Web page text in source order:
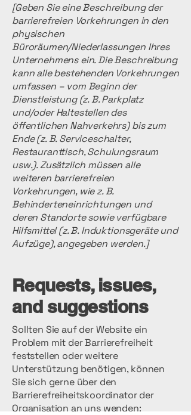
[Geben Sie eine Beschreibung der
barrierefreien Vorkehrungen in den
physischen
Büroräumen/Niederlassungen Ihres
Unternehmens ein. Die Beschreibung
kann alle bestehenden Vorkehrungen
umfassen – vom Beginn der
Dienstleistung (z. B. Parkplatz
und/oder Haltestellen des
öffentlichen Nahverkehrs) bis zum
Ende (z. B. Serviceschalter,
Restauranttisch, Schulungsraum
usw.). Zusätzlich müssen alle
weiteren barrierefreien
Vorkehrungen, wie z. B.
Behinderteneinrichtungen und
deren Standorte sowie verfügbare
Hilfsmittel (z. B. Induktionsgeräte und
Aufzüge), angegeben werden.]
Requests, issues,
and suggestions
Sollten Sie auf der Website ein
Problem mit der Barrierefreiheit
feststellen oder weitere
Unterstützung benötigen, können
Sie sich gerne über den
Barrierefreiheitskoordinator der
Organisation an uns wenden: